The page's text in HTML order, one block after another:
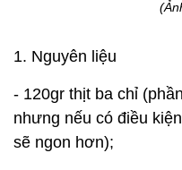
1. Nguyên liệu
- 120gr thịt ba chỉ
nhưng nếu có điều
sẽ ngon hơn);